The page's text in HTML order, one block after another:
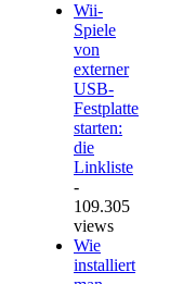
Wii-
Spiele
von
externer
USB-
Festplatte
starten:
die
Linkliste
-
109.305
views
Wie
installiert